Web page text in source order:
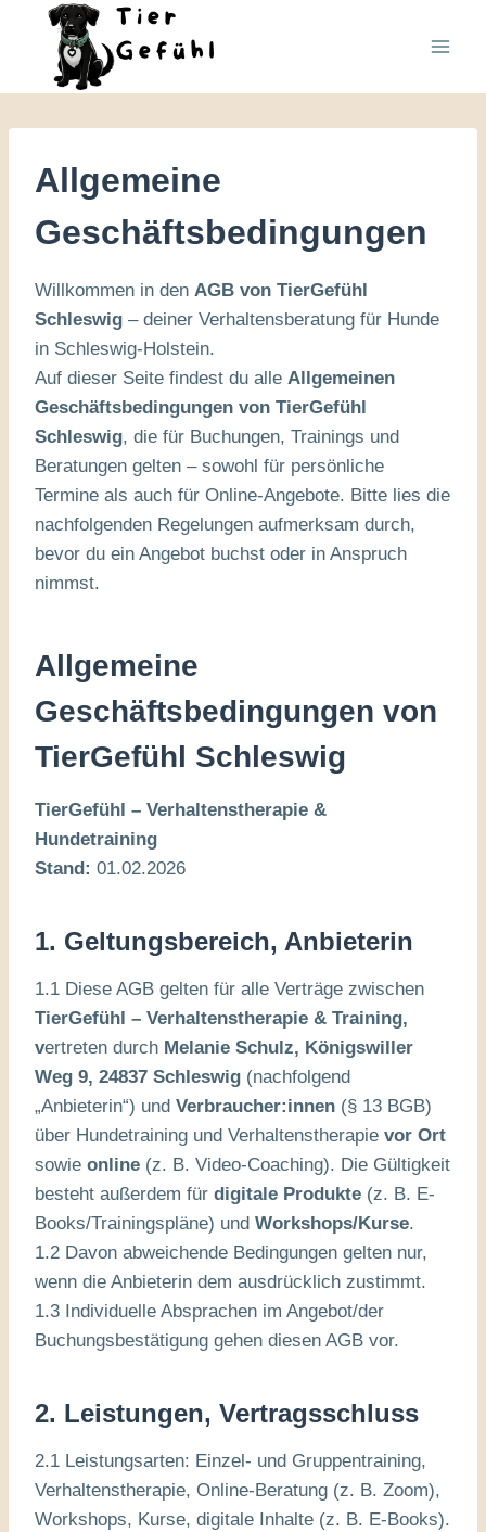
springen
Allgemeine
Geschäftsbedingungen
Willkommen in den AGB von TierGefühl
Schleswig – deiner Verhaltensberatung für Hunde
in Schleswig-Holstein.
Auf dieser Seite findest du alle Allgemeinen
Geschäftsbedingungen von TierGefühl
Schleswig, die für Buchungen, Trainings und
Beratungen gelten – sowohl für persönliche
Termine als auch für Online-Angebote. Bitte lies die
nachfolgenden Regelungen aufmerksam durch,
bevor du ein Angebot buchst oder in Anspruch
nimmst.
Allgemeine
Geschäftsbedingungen von
TierGefühl Schleswig
TierGefühl – Verhaltenstherapie &
Hundetraining
Stand: 01.02.2026
1. Geltungsbereich, Anbieterin
1.1 Diese AGB gelten für alle Verträge zwischen
TierGefühl – Verhaltenstherapie & Training,
vertreten durch Melanie Schulz, Königswiller
Weg 9, 24837 Schleswig (nachfolgend
„Anbieterin“) und Verbraucher:innen (§ 13 BGB)
über Hundetraining und Verhaltenstherapie vor Ort
sowie online (z. B. Video-Coaching). Die Gültigkeit
besteht außerdem für digitale Produkte (z. B. E-
Books/Trainingspläne) und Workshops/Kurse.
1.2 Davon abweichende Bedingungen gelten nur,
wenn die Anbieterin dem ausdrücklich zustimmt.
1.3 Individuelle Absprachen im Angebot/der
Buchungsbestätigung gehen diesen AGB vor.
2. Leistungen, Vertragsschluss
2.1 Leistungsarten: Einzel- und Gruppentraining,
Verhaltenstherapie, Online-Beratung (z. B. Zoom),
Workshops, Kurse, digitale Inhalte (z. B. E-Books).